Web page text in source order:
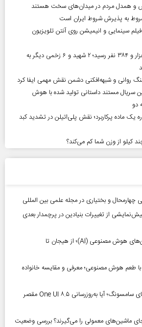
و همدل مردم در میدان‌های سخت هستند
به پذیرش شروط ایران است
آمار شهدای غزه به ۷۳ هزار و ۳۸۴ نفر رسید؛ ۲ شهید و ۶ زخمی دیگر به
جنگ روانی و شبهه‌افکنی دشمن نقش مهمی ایفا کرد
سریال مستند داستانی تولید شده با هوش
دو
یک ماده پرکاربرد؛ نقش پلی‌اتیلن در تشدید کبد
کیلو از وزن شما کم می‌کند؟
و بختیاری در مجله علمی بین المللی
اولترا؛ پیش‌نمایشی از تغییرات بنیادین در پرچمدار بعدی
رشد خیره‌کننده بازار توکن‌های هوش مصنوعی (AI)؛ از هیجان تا
طعم هوش مصنوعی؛ معرفی و مقایسه خانواده
بحران باتری در گوشی‌های سامسونگ؛ آیا به‌روزرسانی One UI ۸.۵ مقصر
ماشین‌های معمولی را می‌گیرند؟ بررسی وضعیت